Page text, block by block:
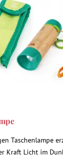
Taschenlampe
Kraft Licht im